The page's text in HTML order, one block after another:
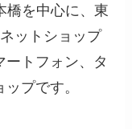
橋を中心に、東
ットショップ
ートフォン、タ
プです。